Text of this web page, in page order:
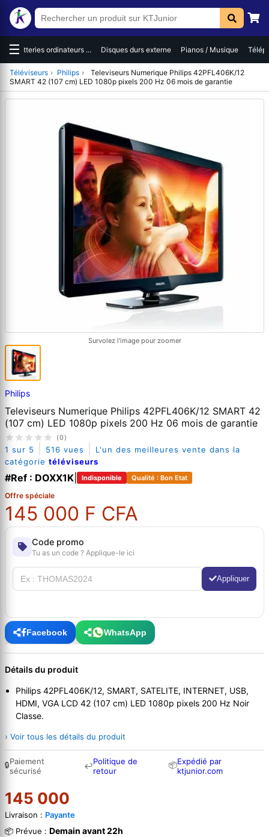
☰Batteries ordinateurs ... Disques durs externe Pianos / Musique
Téléviseurs › Philips ›
Televiseurs Numerique Philips 42PFL406K/12
SMART 42 (107 cm) LED 1080p pixels 200 Hz 06 mois de garantie
Survolez l'image pour zoomer
Philips
Televiseurs Numerique Philips 42PFL406K/12 SMART 42
(107 cm) LED 1080p pixels 200 Hz 06 mois de garantie
(0)
1 sur 5 516 vues
L'un des meilleures vente dans la
catégorie téléviseurs
#Ref : DOXX1K Indisponible Qualité : Bon Etat
Offre spéciale
145 000 F CFA
Code promo
Tu as un code ? Applique-le ici
Appliquer
Facebook WhatsApp
Détails du produit
Philips 42PFL406K/12, SMART, SATELITE, INTERNET, USB,
HDMI, VGA LCD 42 (107 cm) LED 1080p pixels 200 Hz Noir
Classe.
› Voir tous les détails du produit
🔒Paiement
sécurisé
↩Politique de
retour
📦Expédié par
ktjunior.com
145 000
Livraison : Payante
📦 Prévue : Demain avant 22h